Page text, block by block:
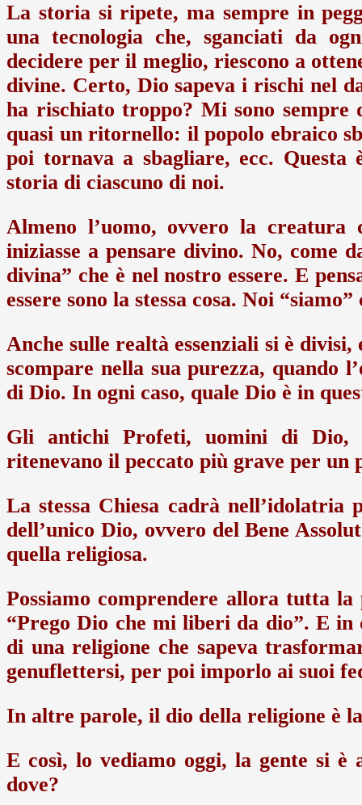
La storia si ripete, ma sempre in
una tecnologia che, sganciati da
decidere per il meglio, riescono a
divine. Certo, Dio sapeva i rischi nel
ha rischiato troppo? Mi sono sempre
quasi un ritornello: il popolo ebraico
poi tornava a sbagliare, ecc.
storia di ciascuno di noi.
Almeno l’uomo, ovvero la
iniziasse a pensare divino. No, come
divina” che è nel nostro essere. E
essere sono la stessa cosa. Noi
Anche sulle realtà essenziali si è
scompare nella sua purezza, quando
di Dio. In ogni caso, quale Dio è in
Gli antichi Profeti, uomini di Dio,
ritenevano il peccato più grave per un
La stessa Chiesa cadrà nell’idolatria
dell’unico Dio, ovvero del Bene
quella religiosa.
Possiamo comprendere allora tutta
“Prego Dio che mi liberi da dio”. E
di una religione che sapeva
genuflettersi, per poi imporlo ai suoi
In altre parole, il dio della religione è
E così, lo vediamo oggi, la gente si è
dove?